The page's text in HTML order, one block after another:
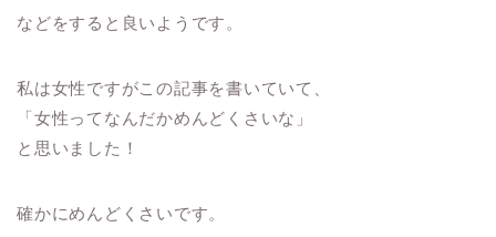
などをすると良いようです。
私は女性ですがこの記事を書いていて、
「女性ってなんだかめんどくさいな」
と思いました！
確かにめんどくさいです。